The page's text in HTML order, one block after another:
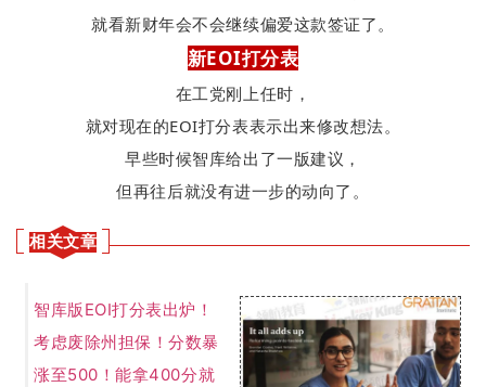
就看新财年会不会继续偏爱这款签证了。
新EOI打分表
在工党刚上任时，
就对现在的EOI打分表表示出来修改想法。
早些时候智库给出了一版建议，
但再往后就没有进一步的动向了。
相关文章
智库版EOI打分表出炉！
考虑废除州担保！分数暴
涨至500！能拿400分就